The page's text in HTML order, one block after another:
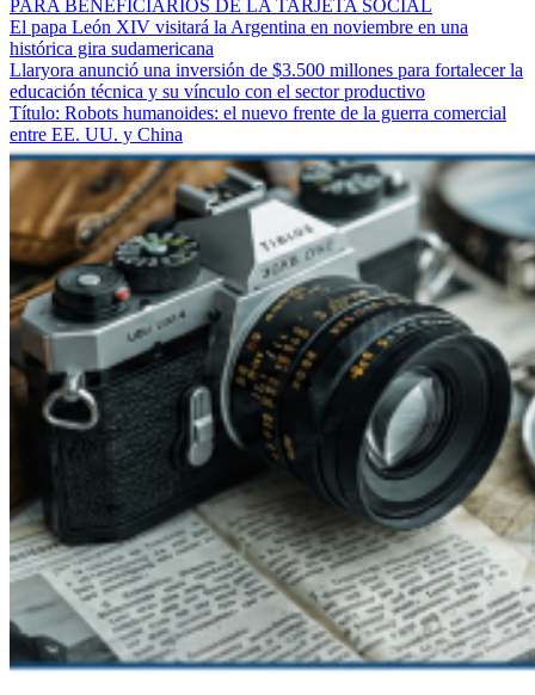
PARA BENEFICIARIOS DE LA TARJETA SOCIAL
El papa León XIV visitará la Argentina en noviembre en una
histórica gira sudamericana
Llaryora anunció una inversión de $3.500 millones para fortalecer la
educación técnica y su vínculo con el sector productivo
Título: Robots humanoides: el nuevo frente de la guerra comercial
entre EE. UU. y China